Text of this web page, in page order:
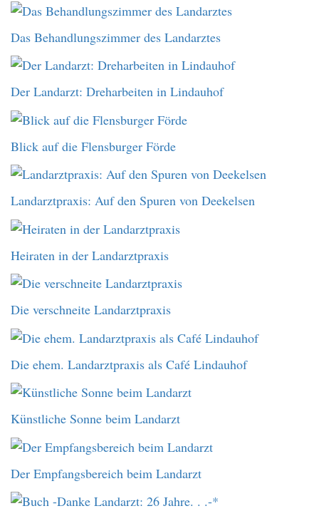
Das Behandlungszimmer des Landarztes
Der Landarzt: Dreharbeiten in Lindauhof
Blick auf die Flensburger Förde
Landarztpraxis: Auf den Spuren von Deekelsen
Heiraten in der Landarztpraxis
Die verschneite Landarztpraxis
Die ehem. Landarztpraxis als Café Lindauhof
Künstliche Sonne beim Landarzt
Der Empfangsbereich beim Landarzt